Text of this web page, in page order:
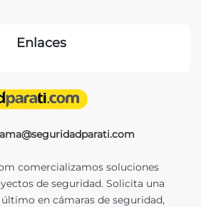
comercializamos soluciones
de seguridad. Solicita una
en cámaras de seguridad,
Enlaces